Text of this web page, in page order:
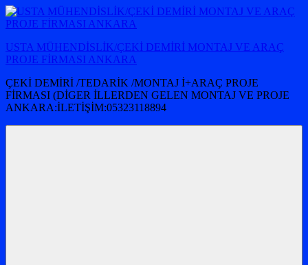
İçeriğe
atla
USTA MÜHENDİSLİK/ÇEKİ DEMİRİ MONTAJ VE ARAÇ
PROJE FİRMASI ANKARA
ÇEKİ DEMİRİ /TEDARİK /MONTAJ İ+ARAÇ PROJE
FİRMASI (DİGER İLLERDEN GELEN MONTAJ VE PROJE
ANKARA:İLETİŞİM:05323118894